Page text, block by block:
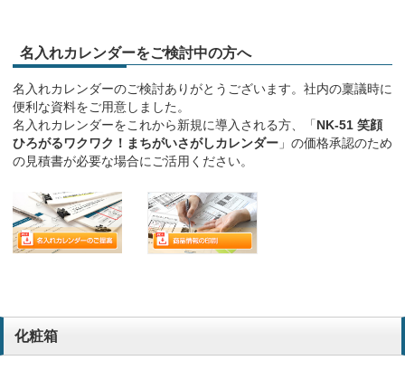
名入れカレンダーをご検討中の方へ
名入れカレンダーのご検討ありがとうございます。社内の稟議時に
便利な資料をご用意しました。
名入れカレンダーをこれから新規に導入される方、「NK-51 笑顔
ひろがるワクワク！まちがいさがしカレンダー 」の価格承認のため
の見積書が必要な場合にご活用ください。
化粧箱